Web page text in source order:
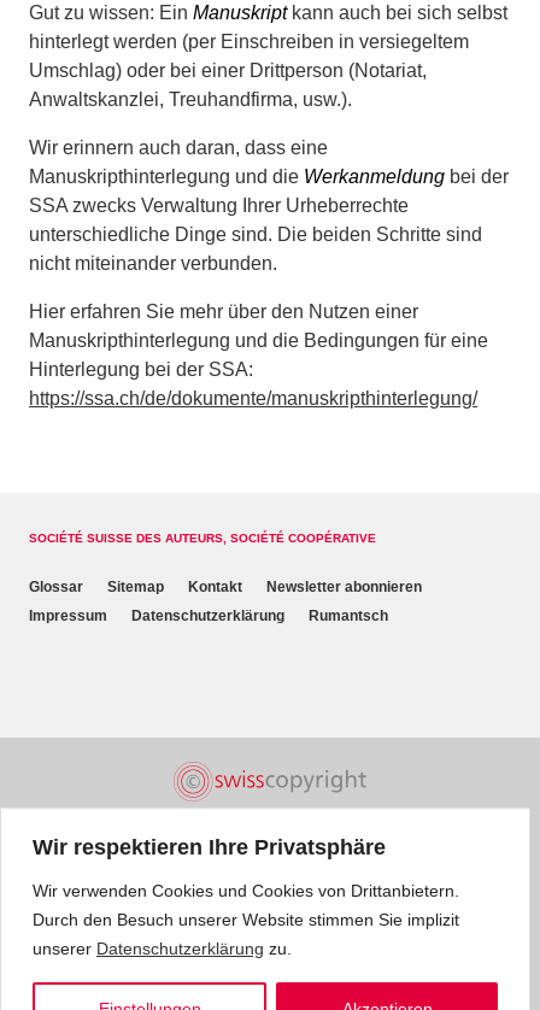
Wir respektieren Ihre Privatsphäre
Wir verwenden Cookies und Cookies von Drittanbietern.
Durch den Besuch unserer Website stimmen Sie implizit
unserer Datenschutzerklärung zu.
Gut zu wissen: Ein Manuskriptkann auch bei sich selbst
hinterlegt werden (per Einschreiben in versiegeltem
Umschlag) oder bei einer Drittperson (Notariat,
Anwaltskanzlei, Treuhandfirma, usw.).
Wir erinnern auch daran, dass eine
Manuskripthinterlegung und die Werkanmeldung bei der
SSA zwecks Verwaltung Ihrer Urheberrechte
unterschiedliche Dinge sind. Die beiden Schritte sind
nicht miteinander verbunden.
Hier erfahren Sie mehr über den Nutzen einer
Manuskripthinterlegung und die Bedingungen für eine
Hinterlegung bei der SSA:
https://ssa.ch/de/dokumente/manuskripthinterlegung/
SOCIÉTÉ SUISSE DES AUTEURS, SOCIÉTÉ COOPÉRATIVE
Glossar Sitemap Kontakt
Newsletter abonnieren
Impressum
Datenschutzerklärung Rumantsch